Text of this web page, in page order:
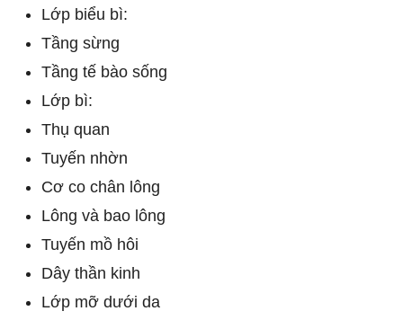
Lớp biểu bì:
Tầng sừng
Tầng tế bào sống
Lớp bì:
Thụ quan
Tuyến nhờn
Cơ co chân lông
Lông và bao lông
Tuyến mồ hôi
Dây thần kinh
Lớp mỡ dưới da